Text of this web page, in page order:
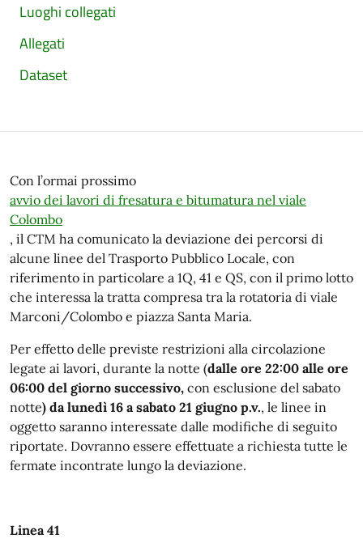
Luoghi collegati
Allegati
Dataset
Con l’ormai prossimo
avvio dei lavori di fresatura e bitumatura nel viale
Colombo
, il CTM ha comunicato la deviazione dei percorsi di
alcune linee del Trasporto Pubblico Locale, con
riferimento in particolare a 1Q, 41 e QS, con il primo lotto
che interessa la tratta compresa tra la rotatoria di viale
Marconi/Colombo e piazza Santa Maria.
Per effetto delle previste restrizioni alla circolazione
legate ai lavori, durante la notte (dalle ore 22:00 alle ore
06:00 del giorno successivo, con esclusione del sabato
notte) da lunedì 16 a sabato 21 giugno p.v., le linee in
oggetto saranno interessate dalle modifiche di seguito
riportate. Dovranno essere effettuate a richiesta tutte le
fermate incontrate lungo la deviazione.
Linea 41